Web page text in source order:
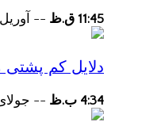
11:45 ق.ظ -- آوریل 9, 2023
دلایل کم
4:34 ب.ظ -- جولای 31,